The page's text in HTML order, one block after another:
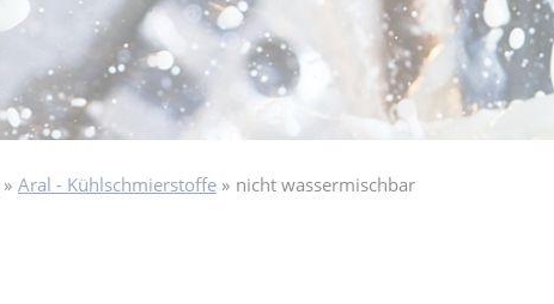
Aral - Kühlschmierstoffe nicht wassermischbar